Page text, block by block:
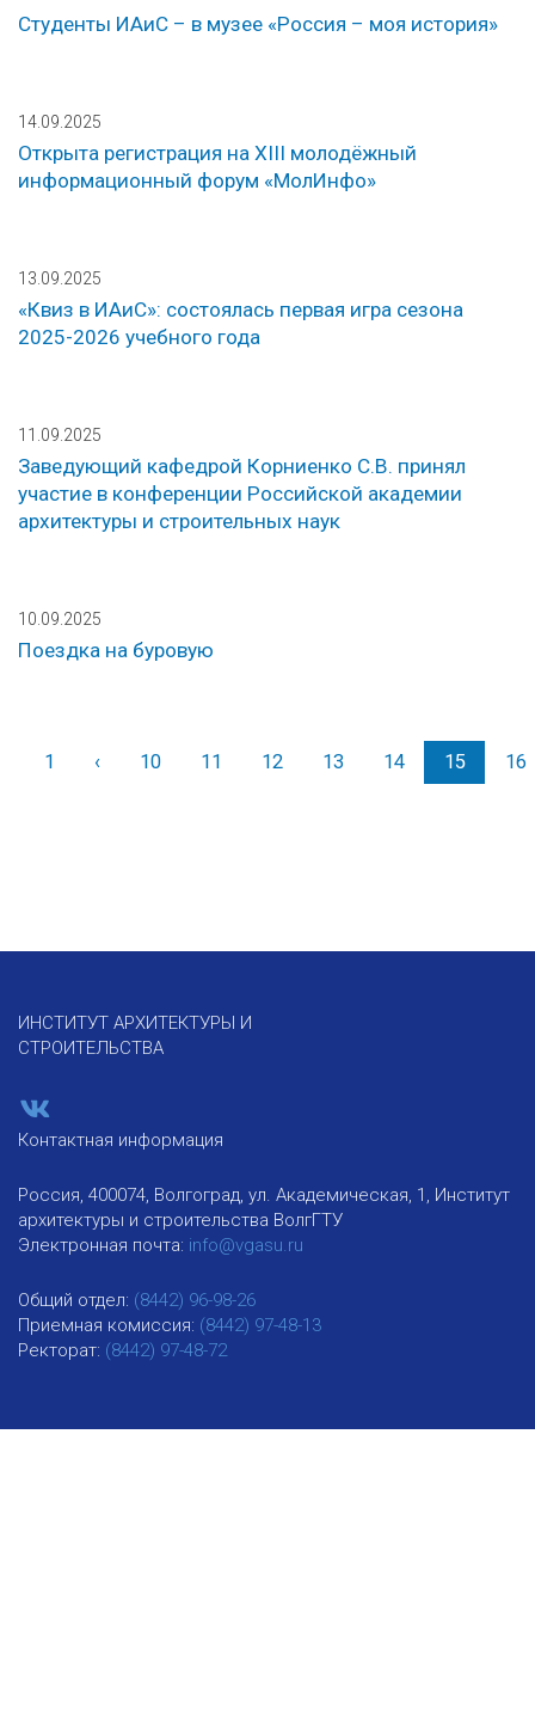
Студенты ИАиС – в музее «Россия – моя история»
14.09.2025
Открыта регистрация на XIII молодёжный
информационный форум «МолИнфо»
13.09.2025
«Квиз в ИАиС»: состоялась первая игра сезона
2025-2026 учебного года
11.09.2025
Заведующий кафедрой Корниенко С.В. принял
участие в конференции Российской академии
архитектуры и строительных наук
10.09.2025
Поездка на буровую
1 ‹Назад
10 11 12 13 14 15 16
ИНСТИТУТ АРХИТЕКТУРЫ И
СТРОИТЕЛЬСТВА
Контактная информация
Россия, 400074, Волгоград, ул. Академическая, 1, Институт
архитектуры и строительства ВолгГТУ
Электронная почта: info@vgasu.ru
Общий отдел: (8442) 96-98-26
Приемная комиссия: (8442) 97-48-13
Ректорат: (8442) 97-48-72